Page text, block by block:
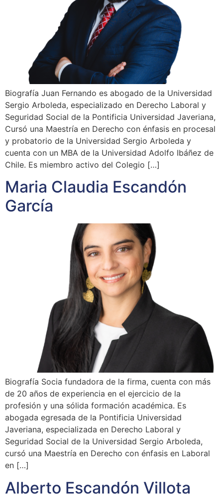
Biografía Juan Fernando es abogado de la Universidad
Sergio Arboleda, especializado en Derecho Laboral y
Seguridad Social de la Pontificia Universidad Javeriana,
Cursó una Maestría en Derecho con énfasis en procesal
y probatorio de la Universidad Sergio Arboleda y
cuenta con un MBA de la Universidad Adolfo Ibáñez de
Chile. Es miembro activo del Colegio […]
Maria Claudia Escandón
García
Biografía Socia fundadora de la firma, cuenta con más
de 20 años de experiencia en el ejercicio de la
profesión y una sólida formación académica. Es
abogada egresada de la Pontificia Universidad
Javeriana, especializada en Derecho Laboral y
Seguridad Social de la Universidad Sergio Arboleda,
cursó una Maestría en Derecho con énfasis en Laboral
en […]
Alberto Escandón Villota